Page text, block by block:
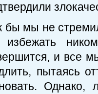
бы мы не
избежать
и все
пытаясь
Однако,